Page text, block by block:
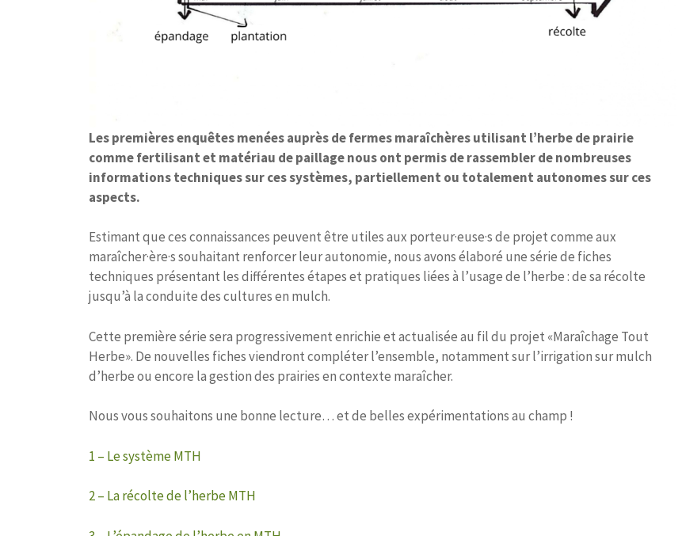
Les premières enquêtes menées auprès de fermes maraîchères utilisant l’herbe de prairie
comme fertilisant et matériau de paillage nous ont permis de rassembler de nombreuses
informations techniques sur ces systèmes, partiellement ou totalement autonomes sur ces
aspects.
Estimant que ces connaissances peuvent être utiles aux porteur·euse·s de projet comme aux
maraîcher·ère·s souhaitant renforcer leur autonomie, nous avons élaboré une série de fiches
techniques présentant les différentes étapes et pratiques liées à l’usage de l’herbe : de sa récolte
jusqu’à la conduite des cultures en mulch.
Cette première série sera progressivement enrichie et actualisée au fil du projet «Maraîchage Tout
Herbe». De nouvelles fiches viendront compléter l’ensemble, notamment sur l’irrigation sur mulch
d’herbe ou encore la gestion des prairies en contexte maraîcher.
Nous vous souhaitons une bonne lecture… et de belles expérimentations au champ !
1 – Le système MTH
2 – La récolte de l’herbe MTH